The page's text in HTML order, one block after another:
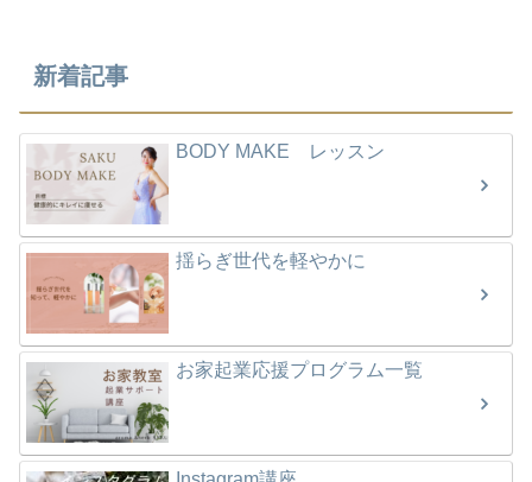
新着記事
BODY MAKE レッスン
揺らぎ世代を軽やかに
お家起業応援プログラム一覧